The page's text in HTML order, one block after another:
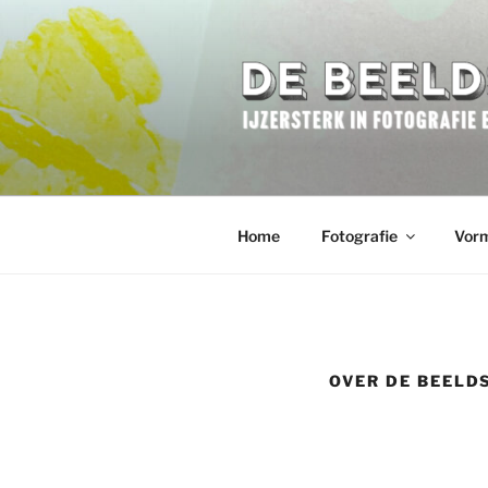
naar
de
inhoud
Home Fotografie
OVER DE